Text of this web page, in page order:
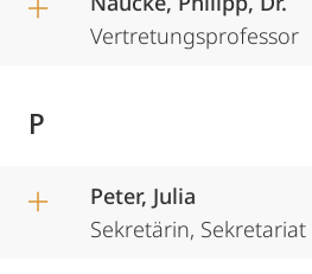
Vertretungsprofessor
P
Peter, Julia
Sekretärin, Sekretariat